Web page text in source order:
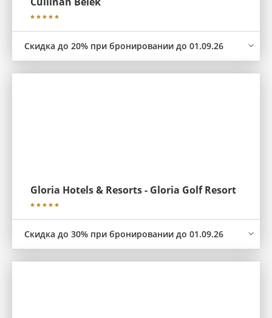
Скидка до 20% при бронировании до 01.09.26
Gloria Hotels & Resorts - Gloria Golf Resort
Скидка до 30% при бронировании до 01.09.26